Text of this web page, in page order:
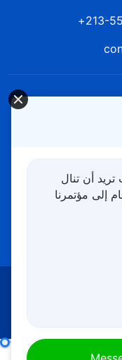
تريد أن تنال
إلى مؤتمرنا
كلمات الله اليومية: الدخول إلى الحياة | اقتباس 418